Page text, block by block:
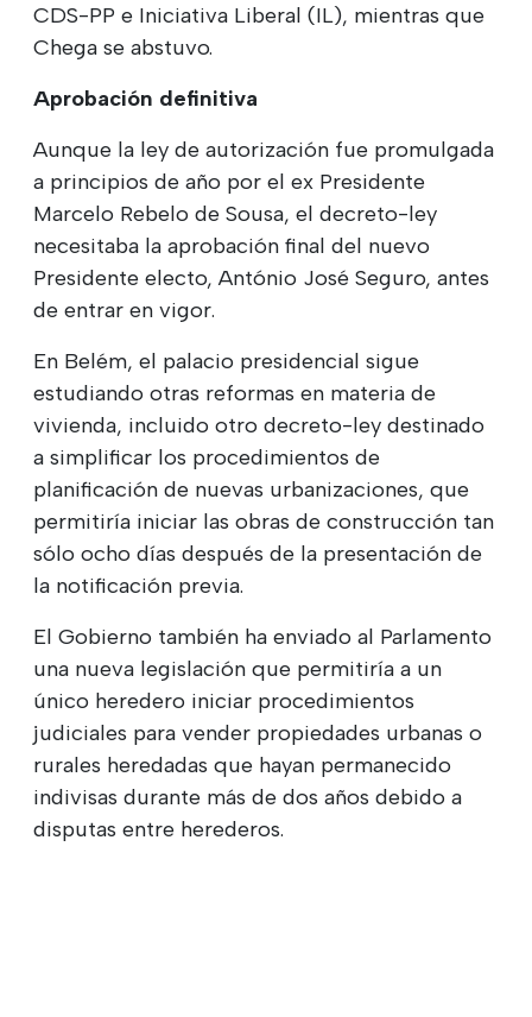
CDS-PP e Iniciativa Liberal (IL), mientras que
Chega se abstuvo.
Aprobación definitiva
Aunque la ley de autorización fue promulgada
a principios de año por el ex Presidente
Marcelo Rebelo de Sousa, el decreto-ley
necesitaba la aprobación final del nuevo
Presidente electo, António José Seguro, antes
de entrar en vigor.
En Belém, el palacio presidencial sigue
estudiando otras reformas en materia de
vivienda, incluido otro decreto-ley destinado
a simplificar los procedimientos de
planificación de nuevas urbanizaciones, que
permitiría iniciar las obras de construcción tan
sólo ocho días después de la presentación de
la notificación previa.
El Gobierno también ha enviado al Parlamento
una nueva legislación que permitiría a un
único heredero iniciar procedimientos
judiciales para vender propiedades urbanas o
rurales heredadas que hayan permanecido
indivisas durante más de dos años debido a
disputas entre herederos.